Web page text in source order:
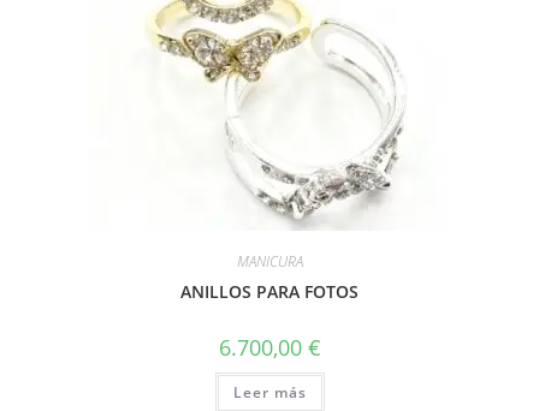
MANICURA
ANILLOS PARA FOTOS
6.700,00 €
Leer más